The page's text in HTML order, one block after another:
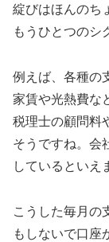
綻びはほんのち
もうひとつのシ
例えば、各種の
家賃や光熱費な
税理士の顧問料
そうですね。会
しているといえ
こうした毎月の
もしないで口座